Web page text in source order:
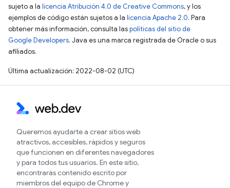
sujeto a la licencia Atribución 4.0 de Creative Commons, y los
ejemplos de código están sujetos a la licencia Apache 2.0. Para
obtener más información, consulta laspolíticas del sitio de
Google Developers. Java es una marca registrada de Oracle o sus
afiliados.
Última actualización: 2022-08-02 (UTC)
Queremos ayudarte a crear sitios web
atractivos, accesibles, rápidos y seguros
que funcionen en diferentes navegadores
y para todos tus usuarios. En este sitio,
encontrarás contenido escrito por
miembros del equipo de Chrome y